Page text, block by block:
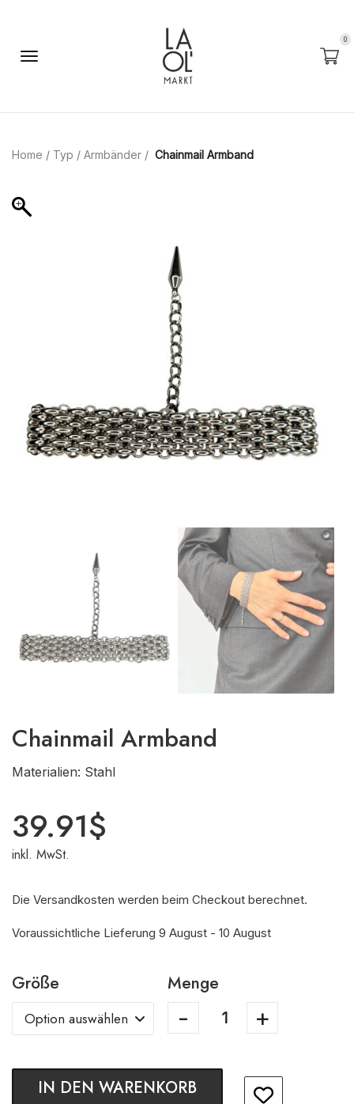
0
Home / Typ / Armbänder / Chainmail Armband
Chainmail Armband
Materialien: Stahl
39.91$
inkl. MwSt.
Die Versandkosten werden beim Checkout berechnet.
Voraussichtliche Lieferung 9 August - 10 August
Größe Menge
IN DEN WARENKORB